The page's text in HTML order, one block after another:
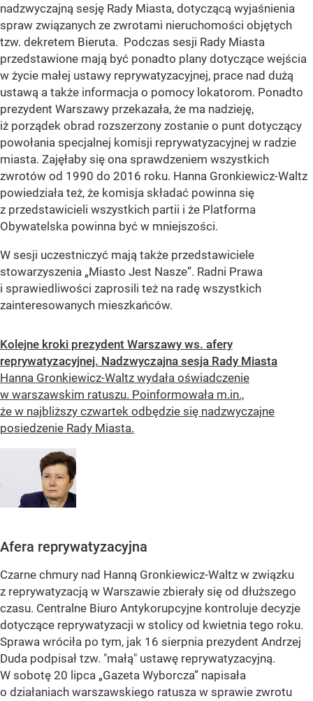
nadzwyczajną sesję Rady Miasta, dotyczącą wyjaśnienia
spraw związanych ze zwrotami nieruchomości objętych
tzw. dekretem Bieruta. Podczas sesji Rady Miasta
przedstawione mają być ponadto plany dotyczące wejścia
w życie małej ustawy reprywatyzacyjnej, prace nad dużą
ustawą a także informacja o pomocy lokatorom. Ponadto
prezydent Warszawy przekazała, że ma nadzieję,
iż porządek obrad rozszerzony zostanie o punt dotyczący
powołania specjalnej komisji reprywatyzacyjnej w radzie
miasta. Zajęłaby się ona sprawdzeniem wszystkich
zwrotów od 1990 do 2016 roku. Hanna Gronkiewicz-Waltz
powiedziała też, że komisja składać powinna się
z przedstawicieli wszystkich partii i że Platforma
Obywatelska powinna być w mniejszości.
W sesji uczestniczyć mają także przedstawiciele
stowarzyszenia „Miasto Jest Nasze”. Radni Prawa
i sprawiedliwości zaprosili też na radę wszystkich
zainteresowanych mieszkańców.
Kolejne kroki prezydent Warszawy ws. afery
reprywatyzacyjnej. Nadzwyczajna sesja Rady Miasta
Hanna Gronkiewicz-Waltz wydała oświadczenie
w warszawskim ratuszu. Poinformowała m.in.,
że w najbliższy czwartek odbędzie się nadzwyczajne
posiedzenie Rady Miasta.
Afera reprywatyzacyjna
Czarne chmury nad Hanną Gronkiewicz-Waltz w związku
z reprywatyzacją w Warszawie zbierały się od dłuższego
czasu. Centralne Biuro Antykorupcyjne kontroluje decyzje
dotyczące reprywatyzacji w stolicy od kwietnia tego roku.
Sprawa wróciła po tym, jak 16 sierpnia prezydent Andrzej
Duda podpisał tzw. "małą" ustawę reprywatyzacyjną.
W sobotę 20 lipca „Gazeta Wyborcza” napisała
o działaniach warszawskiego ratusza w sprawie zwrotu